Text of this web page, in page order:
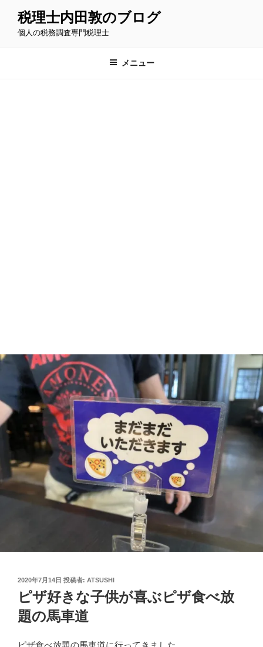
税理士内田敦のブログ
個人の税務調査専門税理士
メニュー
投
稿
日:
2020年7月14日 投稿者: ATSUSHI
ピザ好きな子供が喜ぶピザ食べ放
題の馬車道
ピザ食べ放題の馬車道に行ってきました。